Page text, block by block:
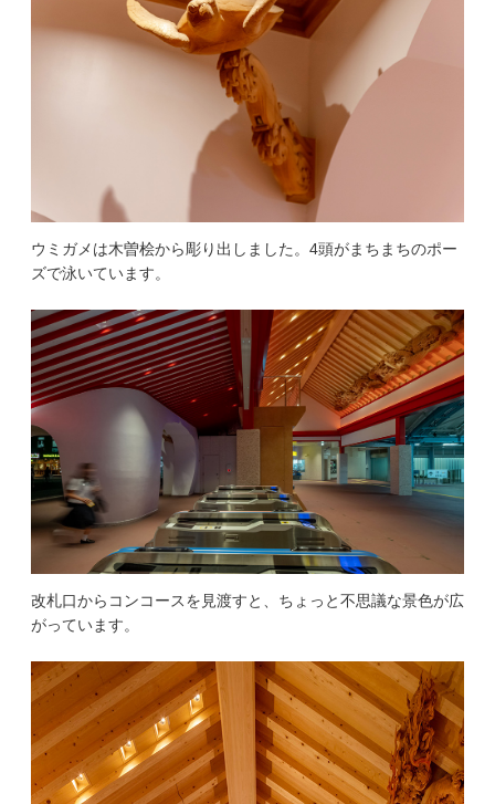
ウミガメは木曽桧から彫り出しました。4頭がまちまちのポー
ズで泳いています。
改札口からコンコースを見渡すと、ちょっと不思議な景色が広
がっています。